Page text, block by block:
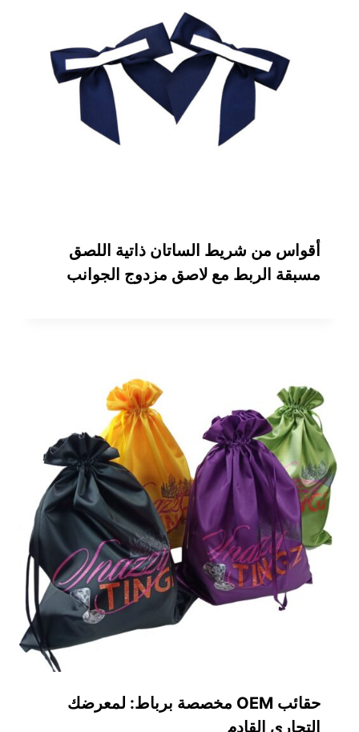
أقواس من شريط الساتان ذاتية اللصق
مسبقة الربط مع لاصق مزدوج الجوانب
حقائب OEM مخصصة برباط: لمعرضك
التجاري القادم